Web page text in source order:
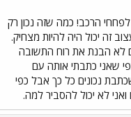
הרכב! כמה שזה נכון רק
זה יכול היה להיות מצחיק.
לא הבנת את רוח התשובה
שאני כתבתי אותה עם
נכונים כל כך אבל כפי
לא יכול להסביר למה.